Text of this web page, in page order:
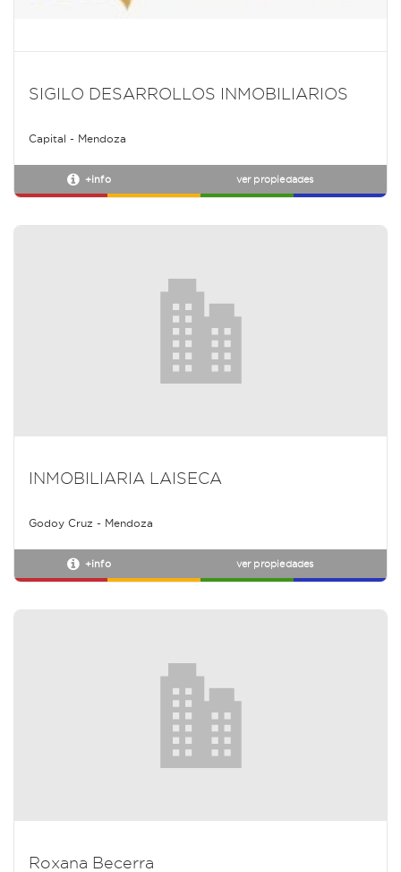
SIGILO DESARROLLOS INMOBILIARIOS
Capital - Mendoza
+info ver propiedades
INMOBILIARIA LAISECA
Godoy Cruz - Mendoza
+info ver propiedades
Roxana Becerra